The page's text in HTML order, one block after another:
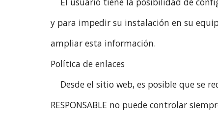
y para impedir su instalación en su
ampliar esta información.
Política de enlaces
Desde el sitio web, es posible que se
RESPONSABLE no puede controlar